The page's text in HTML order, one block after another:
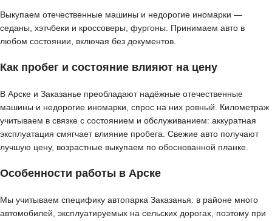
Выкупаем отечественные машины и недорогие иномарки —
седаны, хэтчбеки и кроссоверы, фургоны. Принимаем авто в
любом состоянии, включая без документов.
Как пробег и состояние влияют на цену
В Арске и Заказанье преобладают надёжные отечественные
машины и недорогие иномарки, спрос на них ровный. Километраж
учитываем в связке с состоянием и обслуживанием: аккуратная
эксплуатация смягчает влияние пробега. Свежие авто получают
лучшую цену, возрастные выкупаем по обоснованной планке.
Особенности работы в Арске
Мы учитываем специфику автопарка Заказанья: в районе много
автомобилей, эксплуатируемых на сельских дорогах, поэтому при